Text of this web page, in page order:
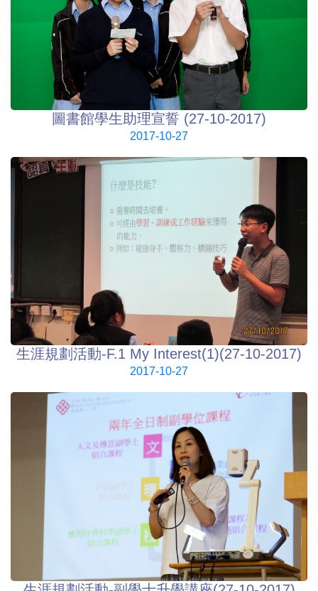
圖書館學生助理宣誓 (27-10-2017)
2017-10-27
生涯規劃活動-F.1 My Interest(1)(27-10-2017)
2017-10-27